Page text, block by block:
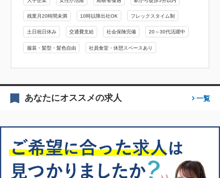
残業月20時間未満 10時以降出社OK フレックスタイム制
土日祝日休み 交通費支給 社会保険完備 20～30代活躍中
服装・髪型・髪色自由 社員食堂・休憩スペースあり
あなたにオススメの求人 一覧